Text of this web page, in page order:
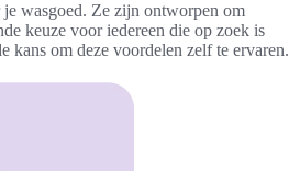
wasgoed. Ze zijn ontworpen om
keuze voor iedereen die op zoek is
kans om deze voordelen zelf te ervaren.